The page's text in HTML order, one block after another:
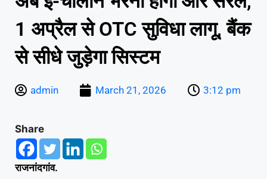
1 अप्रैल से OTC सुविधा लागू, बैंक
से सीधे जुड़ेगा सिस्टम
admin March 21, 2026 3:12 pm
Share
राजनांदगांव.